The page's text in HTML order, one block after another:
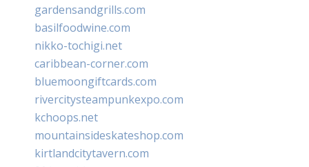
gardensandgrills.com
basilfoodwine.com
nikko-tochigi.net
caribbean-corner.com
bluemoongiftcards.com
rivercitysteampunkexpo.com
kchoops.net
mountainsideskateshop.com
kirtlandcitytavern.com